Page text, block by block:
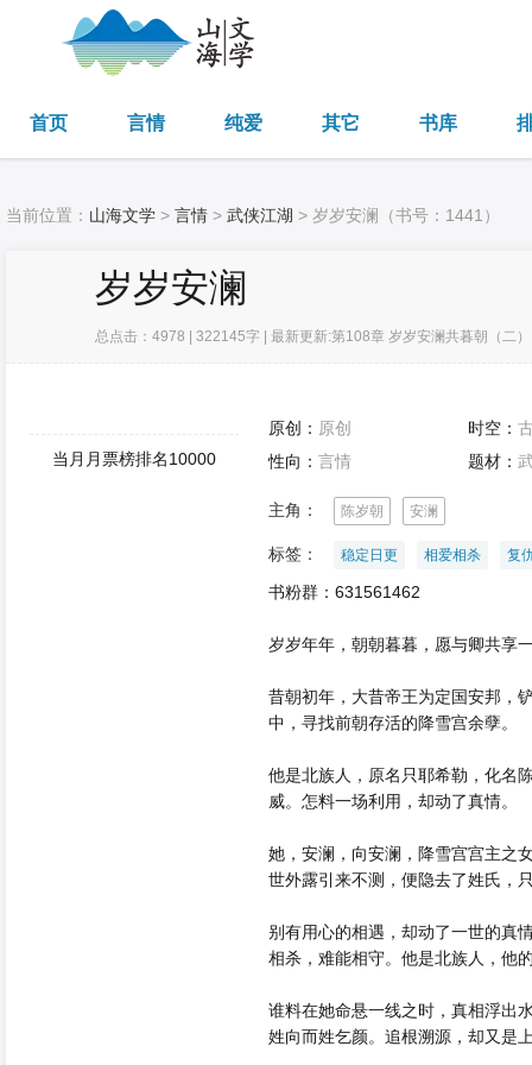
首页 言情 纯爱 其它 书库
当前位置： 山海文学 > 言情 > 武侠江湖 > 岁岁安澜（书号：1441）
岁岁安澜
总点击：4978 | 322145字 | 最新更新:第108章 岁岁安澜共暮朝（二
当月月票榜排名10000
原创： 原创 时空：
性向： 言情 题材：
主角： 陈岁朝 安澜
标签： 稳定日更 相爱相杀 复
书粉群：631561462
岁岁年年，朝朝暮暮，愿与卿共享
昔朝初年，大昔帝王为定国安邦，
中，寻找前朝存活的降雪宫余孽。
他是北族人，原名只耶希勒，化名
威。怎料一场利用，却动了真情。
她，安澜，向安澜，降雪宫宫主之
世外露引来不测，便隐去了姓氏，
别有用心的相遇，却动了一世的真
相杀，难能相守。他是北族人，他
谁料在她命悬一线之时，真相浮出
姓向而姓乞颜。追根溯源，却又是